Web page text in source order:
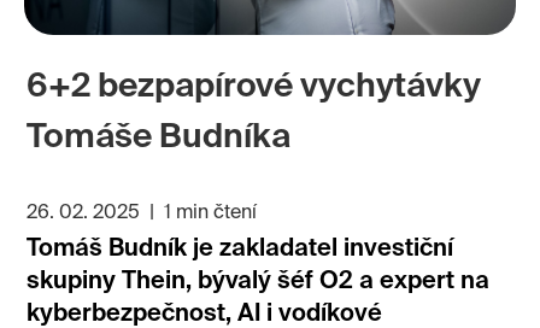
6+2 bezpapírové vychytávky
Tomáše Budníka
26. 02. 2025 1 min čtení
Tomáš Budník je zakladatel investiční
skupiny Thein, bývalý šéf O2 a expert na
kyberbezpečnost, AI i vodíkové